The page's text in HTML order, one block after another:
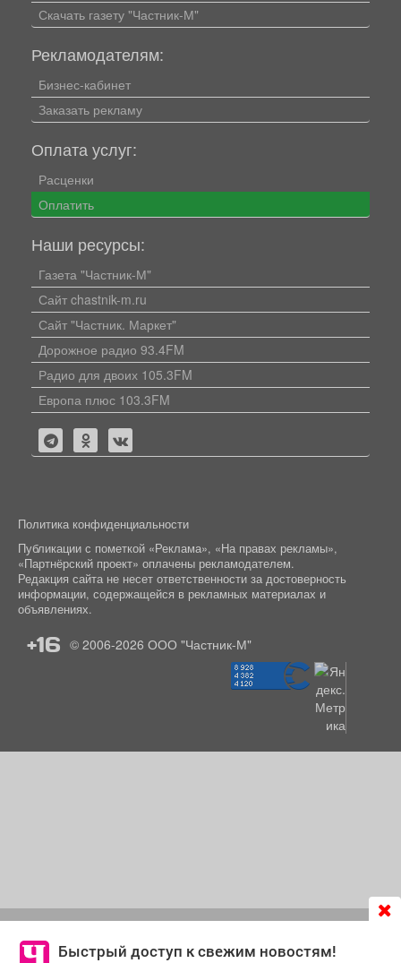
Быстрый доступ к свежим новостям!
согласие на обработку файлов cookie, которые
Скачать газету "Частник-М"
Рекламодателям:
Бизнес-кабинет
Заказать рекламу
Оплата услуг:
Расценки
Оплатить
Наши ресурсы:
Газета "Частник-М"
Сайт chastnik-m.ru
Сайт "Частник. Маркет"
Дорожное радио 93.4FM
Радио для двоих 105.3FM
Европа плюс 103.3FM
Политика конфиденциальности
Публикации с пометкой «Реклама», «На правах рекламы»,
«Партнёрский проект» оплачены рекламодателем.
Редакция сайта не несет ответственности за достоверность
информации, содержащейся в рекламных материалах и
объявлениях.
+16 © 2006-2026 ООО "Частник-М"